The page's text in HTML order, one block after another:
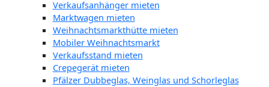
Verkaufsanhänger mieten
Marktwagen mieten
Weihnachtsmarkthütte mieten
Mobiler Weihnachtsmarkt
Verkaufsstand mieten
Crepegerät mieten
Pfälzer Dubbeglas, Weinglas und Schorleglas